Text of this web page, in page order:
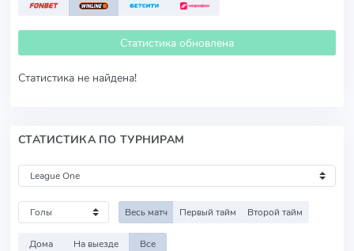
Статистика обновлена
Статистика не найдена!
СТАТИСТИКА ПО ТУРНИРАМ
Весь матч Первый тайм Второй тайм
Дома На выезде Все